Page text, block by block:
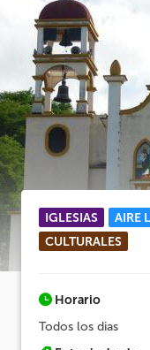
IGLESIAS AIRE
CULTURALES
Horario
Todos los dias